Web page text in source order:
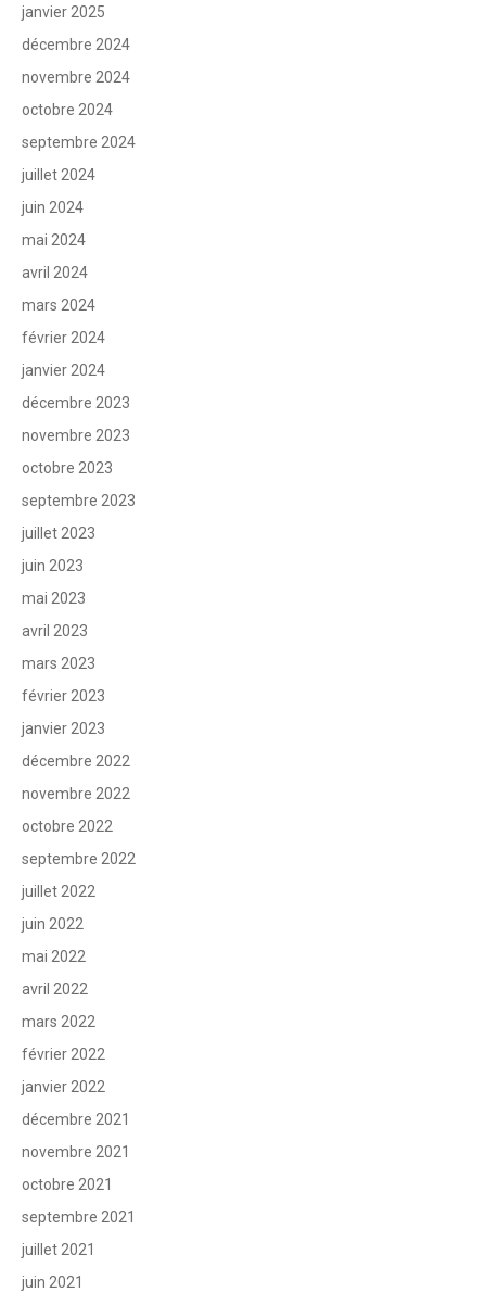
janvier 2025
décembre 2024
novembre 2024
octobre 2024
septembre 2024
juillet 2024
juin 2024
mai 2024
avril 2024
mars 2024
février 2024
janvier 2024
décembre 2023
novembre 2023
octobre 2023
septembre 2023
juillet 2023
juin 2023
mai 2023
avril 2023
mars 2023
février 2023
janvier 2023
décembre 2022
novembre 2022
octobre 2022
septembre 2022
juillet 2022
juin 2022
mai 2022
avril 2022
mars 2022
février 2022
janvier 2022
décembre 2021
novembre 2021
octobre 2021
septembre 2021
juillet 2021
juin 2021